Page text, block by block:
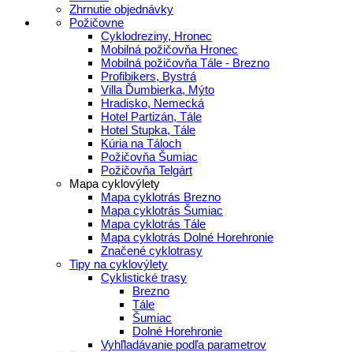
Zhrnutie objednávky
Požičovne
Cyklodreziny, Hronec
Mobilná požičovňa Hronec
Mobilná požičovňa Tále - Brezno
Profibikers, Bystrá
Villa Ďumbierka, Mýto
Hradisko, Nemecká
Hotel Partizán, Tále
Hotel Stupka, Tále
Kúria na Táloch
Požičovňa Šumiac
Požičovňa Telgárt
Mapa cyklovýlety
Mapa cyklotrás Brezno
Mapa cyklotrás Šumiac
Mapa cyklotrás Tále
Mapa cyklotrás Dolné Horehronie
Značené cyklotrasy
Tipy na cyklovýlety
Cyklistické trasy
Brezno
Tále
Šumiac
Dolné Horehronie
Vyhľladávanie podľa parametrov